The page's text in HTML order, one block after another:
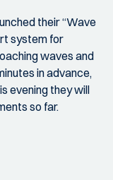
their “Wave
system for
waves and
in advance,
evening they will
so far.